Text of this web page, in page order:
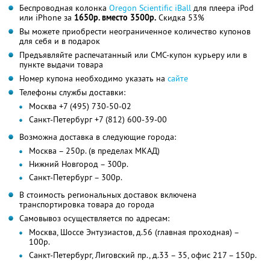
Беспроводная колонка Oregon Scientific iBall для плеера iPod
или iPhone за 1650р. вместо 3500р. Скидка 53%
Вы можете приобрести неограниченное количество купонов
для себя и в подарок
Предъявляйте распечатанный или СМС-купон курьеру или в
пункте выдачи товара
Номер купона необходимо указать на сайте
Телефоны службы доставки:
Москва +7 (495) 730-50-02
Санкт-Петербург +7 (812) 600-39-00
Возможна доставка в следующие города:
Москва – 250р. (в пределах МКАД)
Нижний Новгород – 300р.
Санкт-Петербург – 300р.
В стоимость региональных доставок включена
транспортировка товара до города
Самовывоз осуществляется по адресам:
Москва, Шоссе Энтузиастов, д.56 (главная проходная) –
100р.
Санкт-Петербург, Лиговский пр., д.33 – 35, офис 217 – 150р.